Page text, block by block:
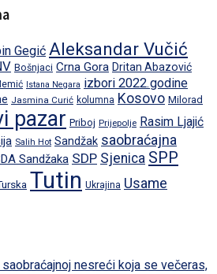
Gegić Aleksandar Vučić
Bošnjaci Crna Gora Dritan Abazović
Istana Negara izbori 2022.godine
Jasmina Curić kolumna Kosovo Milorad
pazar Priboj Prijepolje Rasim Ljajić
Salih Hot Sandžak saobraćajna
Sandžaka SDP Sjenica SPP
Tutin Ukrajina Usame